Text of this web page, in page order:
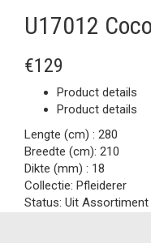
U17012
€129
Product details
Product details
Lengte (cm) : 280
Breedte (cm): 210
Dikte (mm) : 18
Collectie: Pfleiderer
Status: Uit Assortiment